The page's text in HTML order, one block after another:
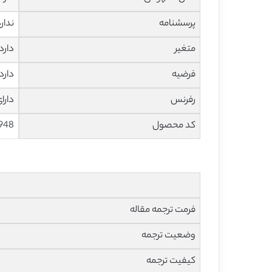
پرسشنامه
متغیر
فرضیه
رفرنس
کد محصول
فرمت ترجمه مقاله
وضعیت ترجمه
کیفیت ترجمه